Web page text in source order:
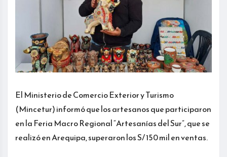
El Ministerio de Comercio Exterior y Turismo
(Mincetur) informó que los artesanos que participaron
en la Feria Macro Regional “Artesanías del Sur”, que se
realizó en Arequipa, superaron los S/ 150 mil en ventas.